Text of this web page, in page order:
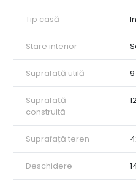
ezitați să ne contactați!
Tip casă
Stare interior
Suprafață utilă
Suprafață
construită
Suprafață teren
Deschidere